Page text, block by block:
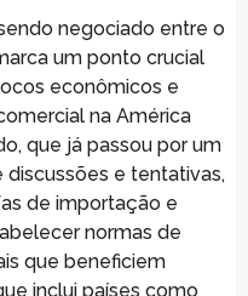
negociado entre o
um ponto crucial
econômicos e
na América
que já passou por um
e tentativas,
de importação e
normas de
que beneficiem
inclui países como